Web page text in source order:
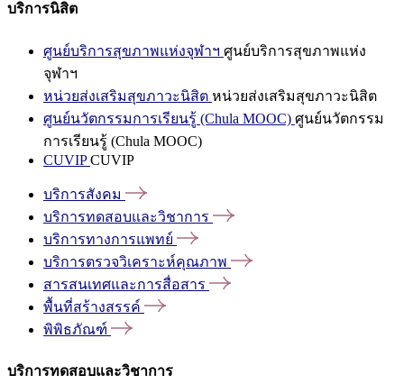
บริการนิสิต
ศูนย์บริการสุขภาพแห่งจุฬาฯ ศูนย์บริการสุขภาพแห่ง
จุฬาฯ
หน่วยส่งเสริมสุขภาวะนิสิต หน่วยส่งเสริมสุขภาวะนิสิต
ศูนย์นวัตกรรมการเรียนรู้ (Chula MOOC) ศูนย์นวัตกรรม
การเรียนรู้ (Chula MOOC)
CUVIPCUVIP
บริการสังคม
บริการทดสอบและวิชาการ
บริการทางการแพทย์
บริการตรวจวิเคราะห์คุณภาพ
สารสนเทศและการสื่อสาร
พื้นที่สร้างสรรค์
พิพิธภัณฑ์
บริการทดสอบและวิชาการ